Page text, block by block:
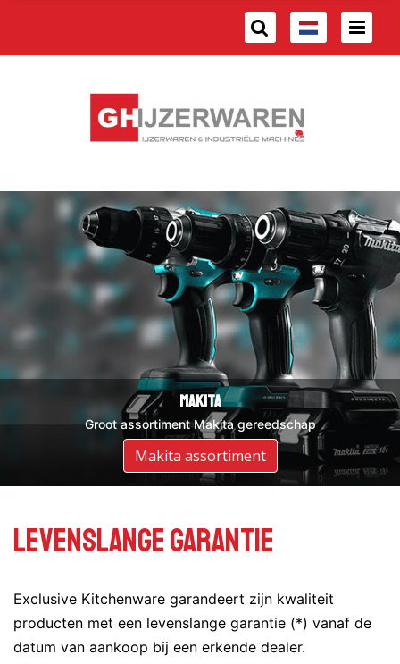
Makita
Groot assortiment Makita gereedschap
Makita assortiment
DeWalt
Groot assortiment DeWalt gereedschap
Assortiment DeWalt
Levenslange Garantie
Exclusive Kitchenware garandeert zijn kwaliteit
producten met een levenslange garantie (*) vanaf de
datum van aankoop bij een erkende dealer.